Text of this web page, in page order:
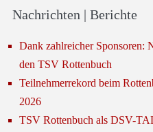
Nachrichten | Berichte
Dank zahlreicher Sponsoren:
den TSV Rottenbuch
Teilnehmerrekord beim
2026
TSV Rottenbuch als DSV-